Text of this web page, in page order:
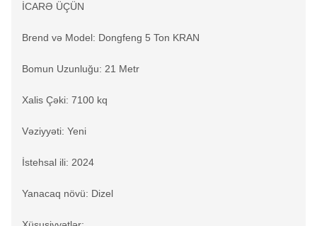
İCARƏ ÜÇÜN
Brend və Model: Dongfeng 5 Ton KRAN
Bomun Uzunluğu: 21 Metr
Xalis Çəki: 7100 kq
Vəziyyəti: Yeni
İstehsal ili: 2024
Yanacaq növü: Dizel